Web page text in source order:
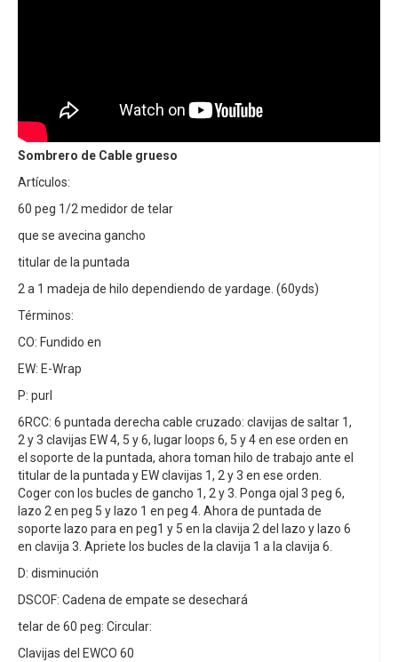
Sombrero de Cable grueso
Artículos:
60 peg 1/2 medidor de telar
que se avecina gancho
titular de la puntada
2 a 1 madeja de hilo dependiendo de yardage. (60yds)
Términos:
CO: Fundido en
EW: E-Wrap
P: purl
6RCC: 6 puntada derecha cable cruzado: clavijas de saltar 1,
2 y 3 clavijas EW 4, 5 y 6, lugar loops 6, 5 y 4 en ese orden en
el soporte de la puntada, ahora toman hilo de trabajo ante el
titular de la puntada y EW clavijas 1, 2 y 3 en ese orden.
Coger con los bucles de gancho 1, 2 y 3. Ponga ojal 3 peg 6,
lazo 2 en peg 5 y lazo 1 en peg 4. Ahora de puntada de
soporte lazo para en peg1 y 5 en la clavija 2 del lazo y lazo 6
en clavija 3. Apriete los bucles de la clavija 1 a la clavija 6.
D: disminución
DSCOF: Cadena de empate se desechará
telar de 60 peg: Circular:
Clavijas del EWCO 60